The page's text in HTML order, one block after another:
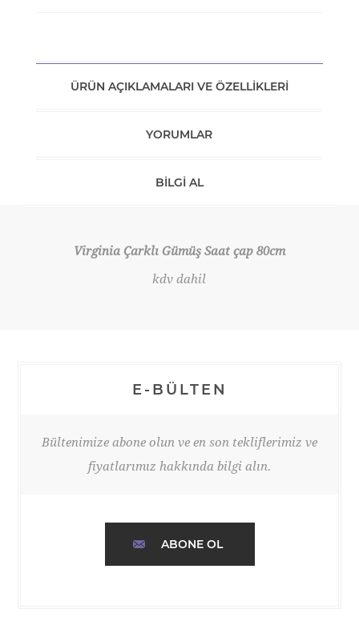
ÜRÜN AÇIKLAMALARI VE ÖZELLIKLERI
YORUMLAR
BILGI AL
Virginia Çarklı Gümüş Saat çap 80cm
kdv dahil
E-BÜLTEN
Bültenimize abone olun ve en son tekliflerimiz ve
fiyatlarımız hakkında bilgi alın.
ABONE OL